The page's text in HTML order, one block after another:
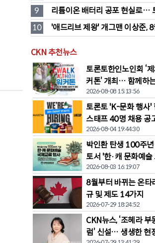
어 대규모 집단소송 직면
9
리튬이온 배터리 공포 현실로…
따라 화재 발생
10
'애드리브 제왕' 개그맨 이상준,
상륙…웃음 폭탄 예고
CKN 추천뉴스
토론토한인노인회 ‘
커톤’ 개최… 함께하
나눔
2026-08-08 15:13:56
토론토 'K-문화 행사'
스태프 40명 채용 공
2026-08-04 19:44:30
박인환 탄생 100주
토서 '한·캐 문화예술
열린다
2026-08-03 16:19:07
8월부터 바뀌는 온타
규 및 제도 14가지
2026-07-29 18:24:52
CKN뉴스, ‘조혜라 부
럼’ 신설… 생생한 현